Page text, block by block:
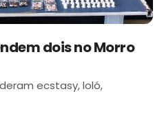
dois no Morro
ecstasy, loló,